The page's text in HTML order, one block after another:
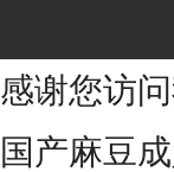
感谢您访
国产麻豆